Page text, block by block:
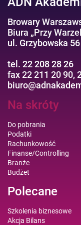
Browary
Biura „Przy
ul. Grzybowska
tel. 22 208 28 26
fax 22 211 20 90,
Na skróty
Do pobrania
Podatki
Rachunkowość
Finanse/Controlling
Branże
Budżet
Polecane
Szkolenia biznesowe
Akcja Bilans